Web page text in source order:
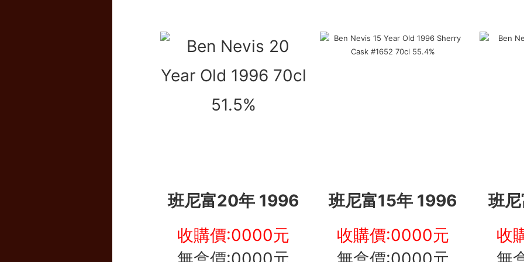
班尼富20年 1996 班尼富15年 1996
班
收購價:0000元
收購價:0000元
收